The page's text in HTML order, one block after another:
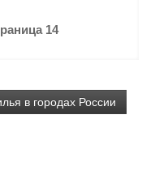
14
в городах России